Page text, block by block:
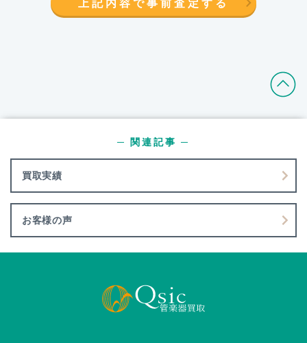
買取実績
─ 関連記事 ─
お客様の声